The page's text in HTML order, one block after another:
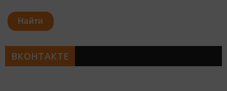
Найти
ВКОНТАКТЕ